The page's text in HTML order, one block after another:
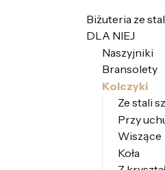
Biżuteria ze
DLA NIEJ
Naszyjniki
Bransolety
Kolczyki
Ze stali
Przy
Wiszące
Koła